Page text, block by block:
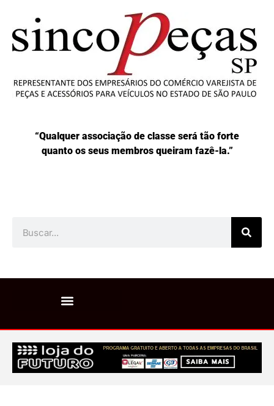
“Qualquer associação de classe será tão forte
quanto os seus membros queiram fazê-la.”